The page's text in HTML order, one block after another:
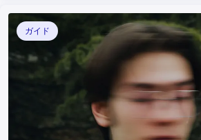
よいのでしょうか？
ガイド